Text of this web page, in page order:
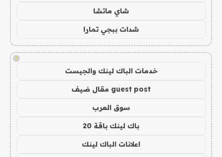
شاي ماتشا
شدات ببجي تمارا
!
خدمات الباك لينك والجيست
guest post مقال ضيف
سوق العرب
باك لينك باقة 20
اعلانات الباك لينك